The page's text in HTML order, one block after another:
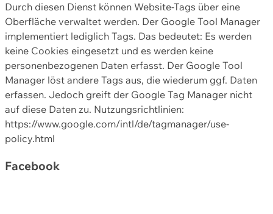
Durch diesen Dienst können Website-Tags über eine
Oberfläche verwaltet werden. Der Google Tool Manager
implementiert lediglich Tags. Das bedeutet: Es werden
keine Cookies eingesetzt und es werden keine
personenbezogenen Daten erfasst. Der Google Tool
Manager löst andere Tags aus, die wiederum ggf. Daten
erfassen. Jedoch greift der Google Tag Manager nicht
auf diese Daten zu. Nutzungsrichtlinien:
https://www.google.com/intl/de/tagmanager/use-
policy.html
Facebook